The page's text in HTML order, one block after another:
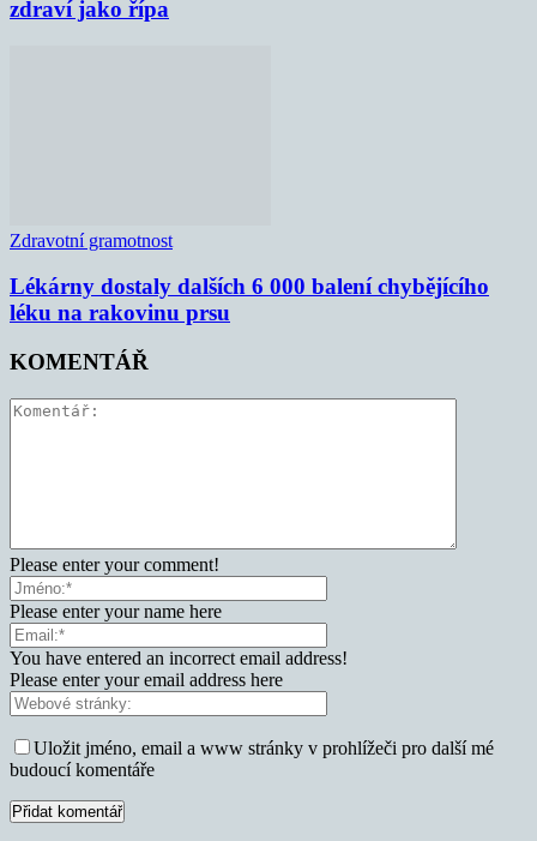
zdraví jako řípa
Zdravotní gramotnost
Lékárny dostaly dalších 6 000 balení chybějícího
léku na rakovinu prsu
KOMENTÁŘ
Please enter your comment!
Please enter your name here
You have entered an incorrect email address!
Please enter your email address here
Uložit jméno, email a www stránky v prohlížeči pro další mé
budoucí komentáře